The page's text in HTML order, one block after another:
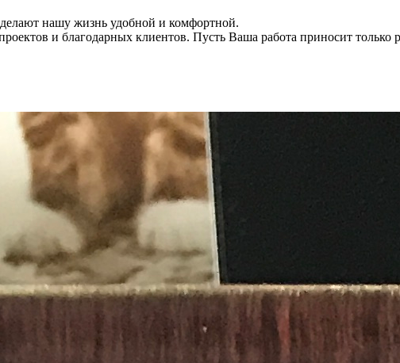
нашу жизнь удобной и комфортной.
и благодарных клиентов. Пусть Ваша работа приносит только